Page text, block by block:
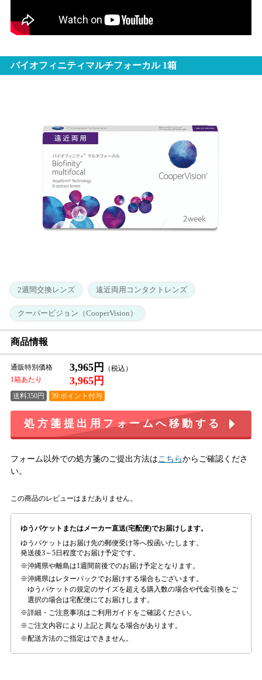
バイオフィニティマルチフォーカル 1箱
2週間交換レンズ 遠近両用コンタクトレンズ
クーパービジョン（CooperVision）
商品情報
通販特別価格 3,965円
1箱あたり 3,965円
送料350円 39 ポイント付与
処方箋提出用フォームへ移動する
フォーム以外での処方箋のご提出方法はこちらからご確認くださ
い。
この商品のレビューはまだありません。
ゆうパケットまたはメーカー直送(宅配便)でお届けします。
ゆうパケットはお届け先の郵便受け等へ投函いたします。
発送後3～5日程度でお届け予定です。
沖縄県や離島は1週間前後でのお届け予定となります。
沖縄県はレターパックでお届けする場合もございます。
ゆうパケットの規定のサイズを超える購入数の場合や代金引換をご
選択の場合は宅配便にてお届けします。
詳細・ご注意事項はご利用ガイドをご確認ください。
ご注文内容により上記と異なる場合があります。
配送方法のご指定はできません。